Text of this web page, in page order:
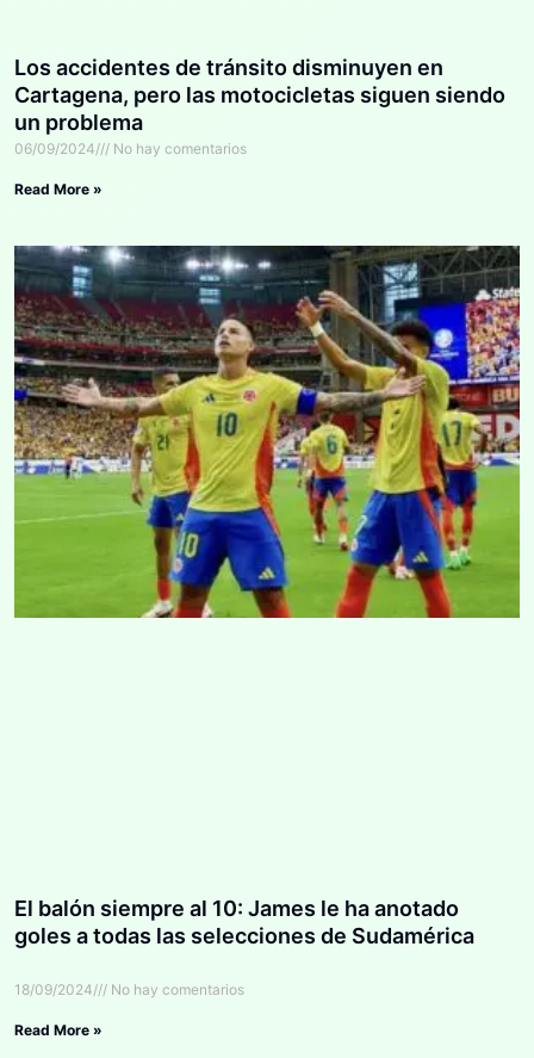
Los accidentes de tránsito disminuyen en
Cartagena, pero las motocicletas siguen siendo
un problema
06/09/2024 No hay comentarios
Read More »
El balón siempre al 10: James le ha anotado
goles a todas las selecciones de Sudamérica
18/09/2024 No hay comentarios
Read More »